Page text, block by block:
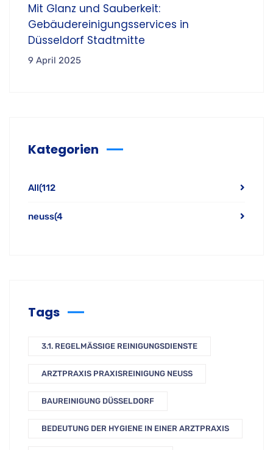
Mit Glanz und Sauberkeit:
Gebäudereinigungsservices in
Düsseldorf Stadtmitte
9 April 2025
Kategorien
All(112
neuss(4
Tags
3.1. REGELMÄSSIGE REINIGUNGSDIENSTE
ARZTPRAXIS PRAXISREINIGUNG NEUSS
BAUREINIGUNG DÜSSELDORF
BEDEUTUNG DER HYGIENE IN EINER ARZTPRAXIS